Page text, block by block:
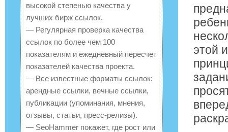
этой
высокой степенью качества у
лучших бирж ссылок.
— Регулярная проверка качества
ссылок по более чем 100
показателям и ежедневный пересчет
показателей качества проекта.
— Все известные форматы ссылок:
арендные ссылки, вечные ссылки,
публикации (упоминания, мнения,
отзывы, статьи, пресс-релизы).
— SeoHammer покажет, где рост или